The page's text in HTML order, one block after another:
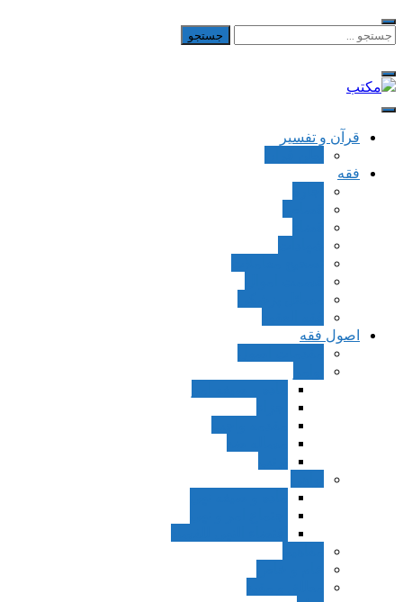
Skip
to
جستجو
قرآن و تفسیر
فقه
اصول فقه